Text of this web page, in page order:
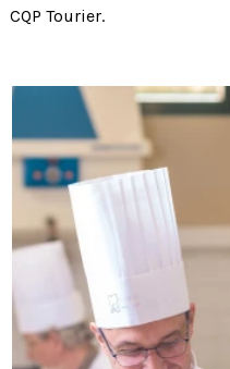
CQP Tourier.